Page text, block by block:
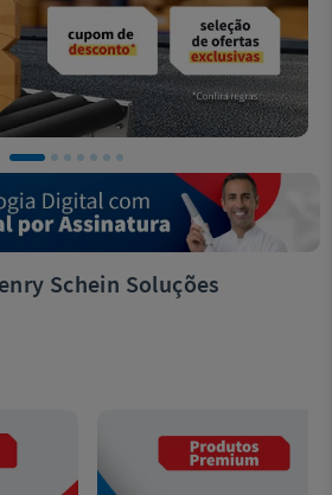
Schein Soluções